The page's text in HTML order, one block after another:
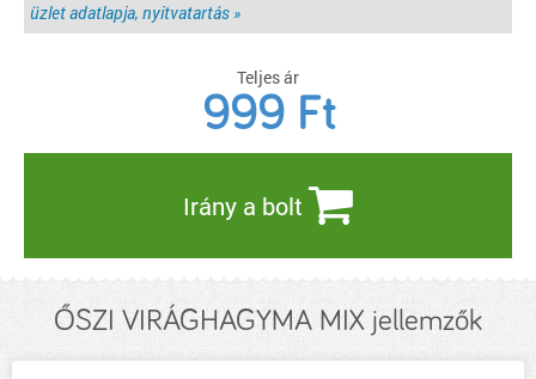
üzlet adatlapja, nyitvatartás »
Teljes ár
999 Ft
Irány a bolt
ŐSZI VIRÁGHAGYMA MIX jellemzők